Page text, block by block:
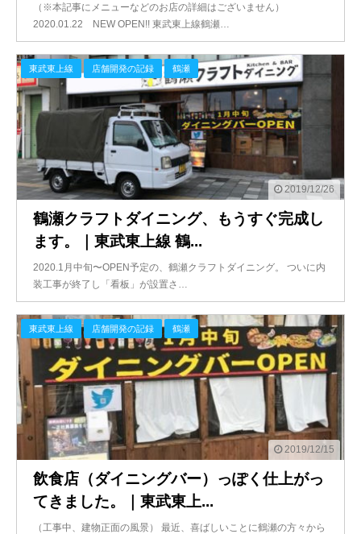
（※本記事にメニューなどのお店の詳細はございません）
2020.01.22 NEW OPEN!! 東武東上線鶴瀬…
2019/12/26
東武東上線 店舗開発の記録 鶴瀬
鶴瀬クラフトダイニング、もうすぐ完成し
ます。｜東武東上線 鶴...
2020.1月中旬〜OPEN予定の、鶴瀬クラフトダイニング。 ついに内
装工事が終了し「看板」が設置さ…
2019/12/15
東武東上線 店舗開発の記録 鶴瀬
飲食店（ダイニングバー）っぽく仕上がっ
てきました。｜東武東上...
（工事中、建物正面の風景） 最近、喜ばしいことに鶴瀬の方々から